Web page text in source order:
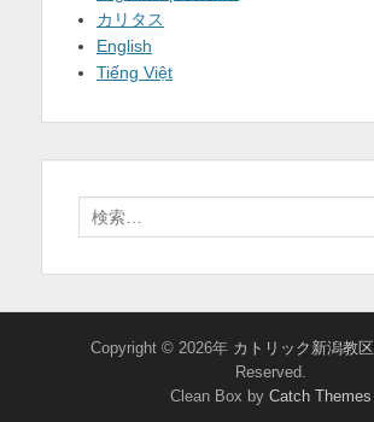
カリタス
English
Tiếng Việt
索:
Copyright © 2026年 カトリック新潟教区
Reserved.
Clean Box by Catch Themes